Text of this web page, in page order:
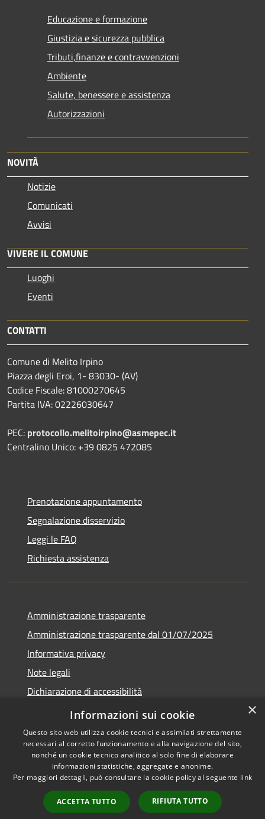
Educazione e formazione
Giustizia e sicurezza pubblica
Tributi,finanze e contravvenzioni
Ambiente
Salute, benessere e assistenza
Autorizzazioni
NOVITÀ
Notizie
Comunicati
Avvisi
VIVERE IL COMUNE
Luoghi
Eventi
CONTATTI
Comune di Melito Irpino
Piazza degli Eroi, 1- 83030- (AV)
Codice Fiscale: 81000270645
Partita IVA: 02226030647
PEC: protocollo.melitoirpino@asmepec.it
Centralino Unico: +39 0825 472085
Prenotazione appuntamento
Segnalazione disservizio
Leggi le FAQ
Richiesta assistenza
Amministrazione trasparente
Amministrazione trasparente dal 01/07/2025
Informativa privacy
Note legali
Dichiarazione di accessibilità
Whistleblowing
Accessibilità
Copyright © 2026 • Comune di
Melito Irpino • Powered by
Municipium•
Accesso
redazione
×
Informazioni sui cookie
Questo sito web utilizza cookie tecnici e assimilati strettamente
necessari al corretto funzionamento e alla navigazione del sito,
nonché un cookie tecnico analitico al solo fine di elaborare
informazioni statistiche, aggregate e anonime.
Per maggiori dettagli, può consultare la cookie policy al seguente link
ACCETTA TUTTO RIFIUTA TUTTO